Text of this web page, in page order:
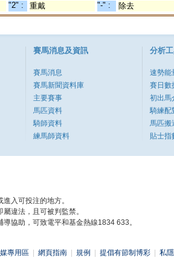
"2" : 重戴 "-" : 除去
賽馬消息及資訊
賽馬消息
賽馬新聞資料庫
主要賽事
馬匹資料
騎師資料
練馬師資料
分析
速勢能
賽日數
初出馬
騎練配
馬匹搬
貼士指
入可投注的地方。
違法，且可被判監禁。
協助，可致電平和基金熱線1834 633。
專用區 網頁指南 規例 提倡有節制博彩 私